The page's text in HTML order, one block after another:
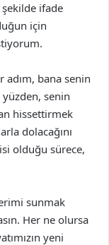
ifade
için
adım, bana senin
senin
hissettirmek
dolacağını
olduğu sürece,
sunmak
Her ne olursa
yeni